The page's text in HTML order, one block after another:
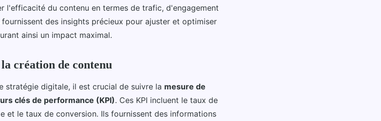
l'efficacité du contenu en termes de trafic, d'engagement
des insights précieux pour ajuster et optimiser
ainsi un impact maximal.
création de contenu
stratégie digitale, il est crucial de suivre la mesure de
clés de performance (KPI). Ces KPI incluent le taux de
et le taux de conversion. Ils fournissent des informations